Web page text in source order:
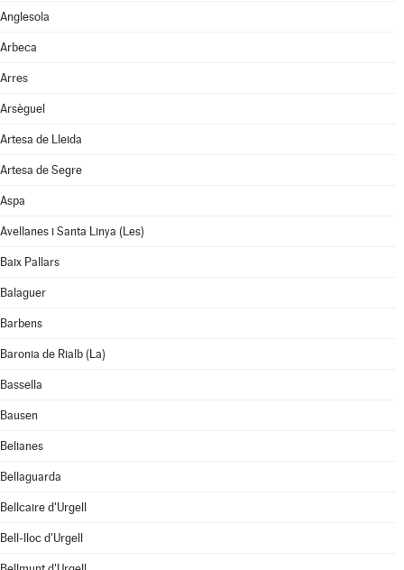
Anglesola
Arbeca
Arres
Arsèguel
Artesa de Lleida
Artesa de Segre
Aspa
Avellanes i Santa Linya (Les)
Baix Pallars
Balaguer
Barbens
Baronia de Rialb (La)
Bassella
Bausen
Belianes
Bellaguarda
Bellcaire d'Urgell
Bell-lloc d'Urgell